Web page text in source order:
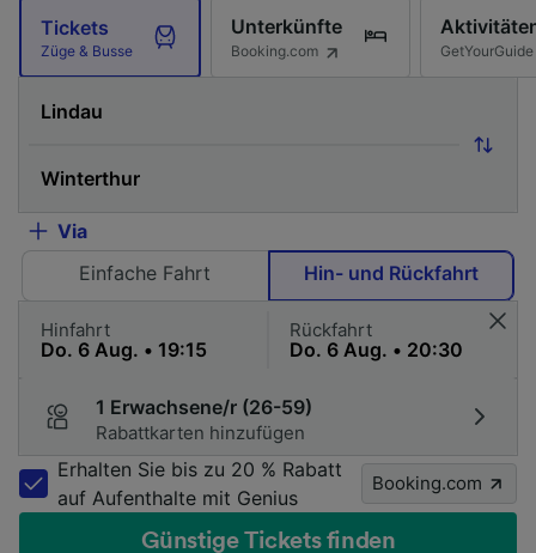
Tickets
Züge & Busse
Unterkünfte
Booking.com GetYourGuide
Via
Einfache Fahrt
Hin- und Rückfahrt
Hinfahrt Rückfahrt
1 Erwachsene/r (26-59)
Rabattkarten hinzufügen
Erhalten Sie bis zu 20 % Rabatt
auf Aufenthalte mit Genius
Booking.com
Günstige Tickets finden